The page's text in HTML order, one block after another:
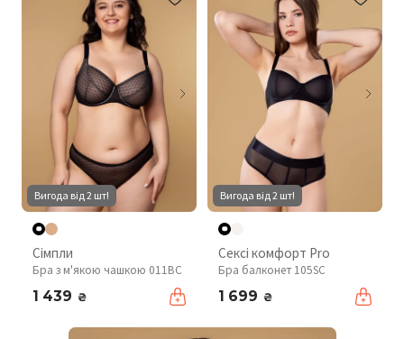
Вигода від 2 шт!
Сімпли
Бра з м'якою чашкою 011BC
1 439 ₴
Вигода від 2 шт!
Сексі комфорт Pro
Бра балконет 105SC
1 699 ₴